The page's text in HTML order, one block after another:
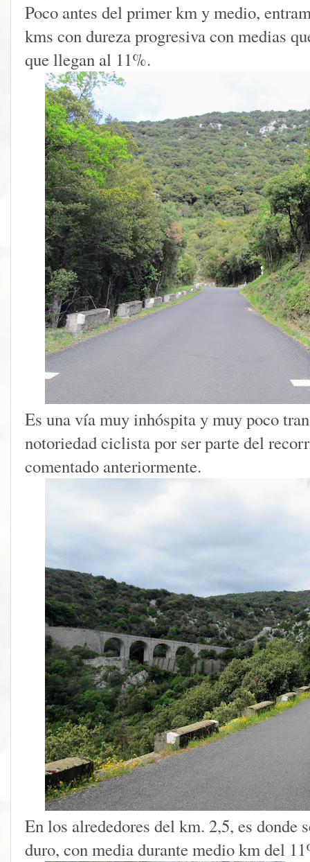
Poco antes del primer km y medio,
kms con dureza progresiva con medias
que llegan al 11%.
Es una vía muy inhóspita y muy poco
notoriedad ciclista por ser parte del
comentado anteriormente.
En los alrededores del km. 2,5, es donde
duro, con media durante medio km del